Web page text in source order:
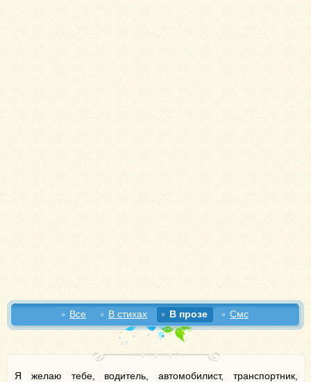
Все В стихах В прозе Смс
Я желаю тебе, водитель, автомобилист, транспортник,